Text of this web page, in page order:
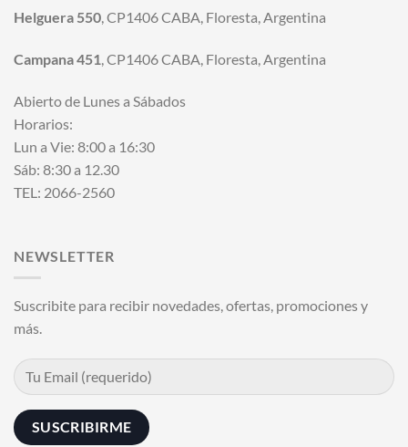
Helguera 550, CP1406 CABA, Floresta, Argentina
Campana 451, CP1406 CABA, Floresta, Argentina
Abierto de Lunes a Sábados
Horarios:
Lun a Vie: 8:00 a 16:30
Sáb: 8:30 a 12.30
TEL: 2066-2560
NEWSLETTER
Suscribite para recibir novedades, ofertas, promociones y
más.